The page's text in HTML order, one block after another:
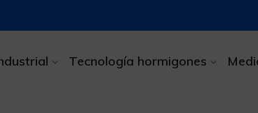
Tecnología hormigones